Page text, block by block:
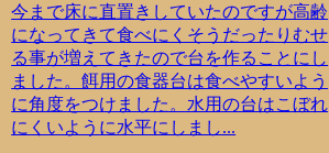
今まで床に直置きしていたのですが高齢
になってきて食べにくそうだったりむせ
る事が増えてきたので台を作ることにし
ました。餌用の食器台は食べやすいよう
に角度をつけました。水用の台はこぼれ
にくいように水平にしまし...